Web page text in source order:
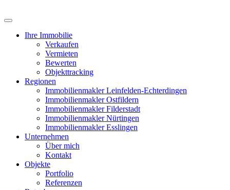
Inhalt
Ihre Immobilie
Verkaufen
Vermieten
Bewerten
Objekttracking
Regionen
Immobilienmakler Leinfelden-Echterdingen
Immobilienmakler Ostfildern
Immobilienmakler Filderstadt
Immobilienmakler Nürtingen
Immobilienmakler Esslingen
Unternehmen
Über mich
Kontakt
Objekte
Portfolio
Referenzen